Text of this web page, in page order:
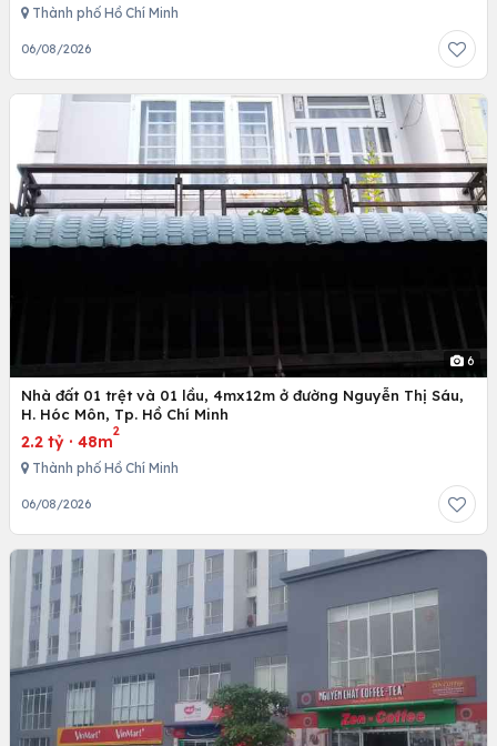
Thành phố Hồ Chí Minh
06/08/2026
6
Nhà đất 01 trệt và 01 lầu, 4mx12m ở đường Nguyễn Thị Sáu,
H. Hóc Môn, Tp. Hồ Chí Minh
2.2 tỷ · 48m
2
Thành phố Hồ Chí Minh
06/08/2026